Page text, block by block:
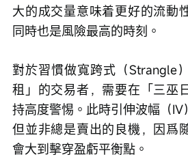
大的成交量意味着更好的流動
同時也是風險最高的時刻。
對於習慣做寬跨式（Strangle
租」的交易者，需要在「三巫
持高度警惕。此時引伸波幅（IV
但並非總是賣出的良機，因爲
會大到擊穿盈虧平衡點。